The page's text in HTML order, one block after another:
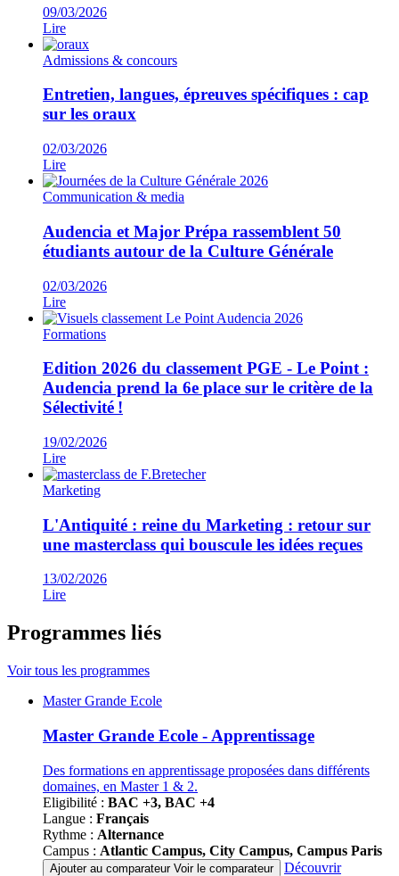
09/03/2026
Lire
Admissions & concours
Entretien, langues, épreuves spécifiques : cap
sur les oraux
02/03/2026
Lire
Communication & media
Audencia et Major Prépa rassemblent 50
étudiants autour de la Culture Générale
02/03/2026
Lire
Formations
Edition 2026 du classement PGE - Le Point :
Audencia prend la 6e place sur le critère de la
Sélectivité !
19/02/2026
Lire
Marketing
L'Antiquité : reine du Marketing : retour sur
une masterclass qui bouscule les idées reçues
13/02/2026
Lire
Programmes liés
Voir tous les programmes
Famille
programmes
Master Grande Ecole
Master Grande Ecole - Apprentissage
Des formations en apprentissage proposées dans différents
domaines, en Master 1 & 2.
Eligibilité : BAC +3, BAC +4
Langue : Français
Rythme : Alternance
Campus : Atlantic Campus, City Campus, Campus Paris
Ajouter au comparateur Voir le comparateur
Découvrir